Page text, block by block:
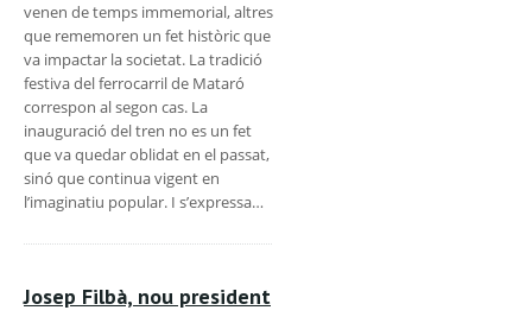
venen de temps immemorial, altres
que rememoren un fet històric que
va impactar la societat. La tradició
festiva del ferrocarril de Mataró
correspon al segon cas. La
inauguració del tren no es un fet
que va quedar oblidat en el passat,
sinó que continua vigent en
l’imaginatiu popular. I s’expressa…
Josep Filbà, nou president